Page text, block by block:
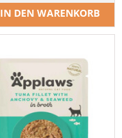
IN DEN WARENKORB